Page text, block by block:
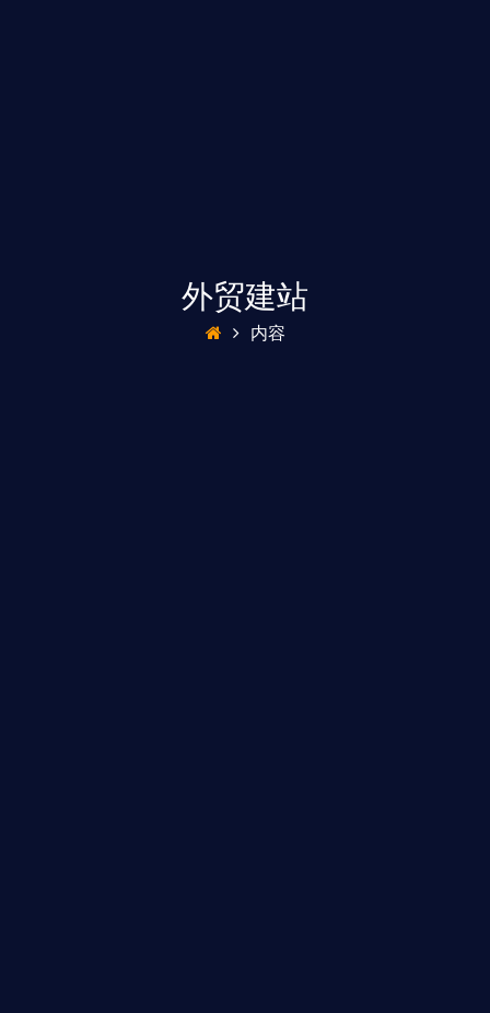
外贸建站
内容